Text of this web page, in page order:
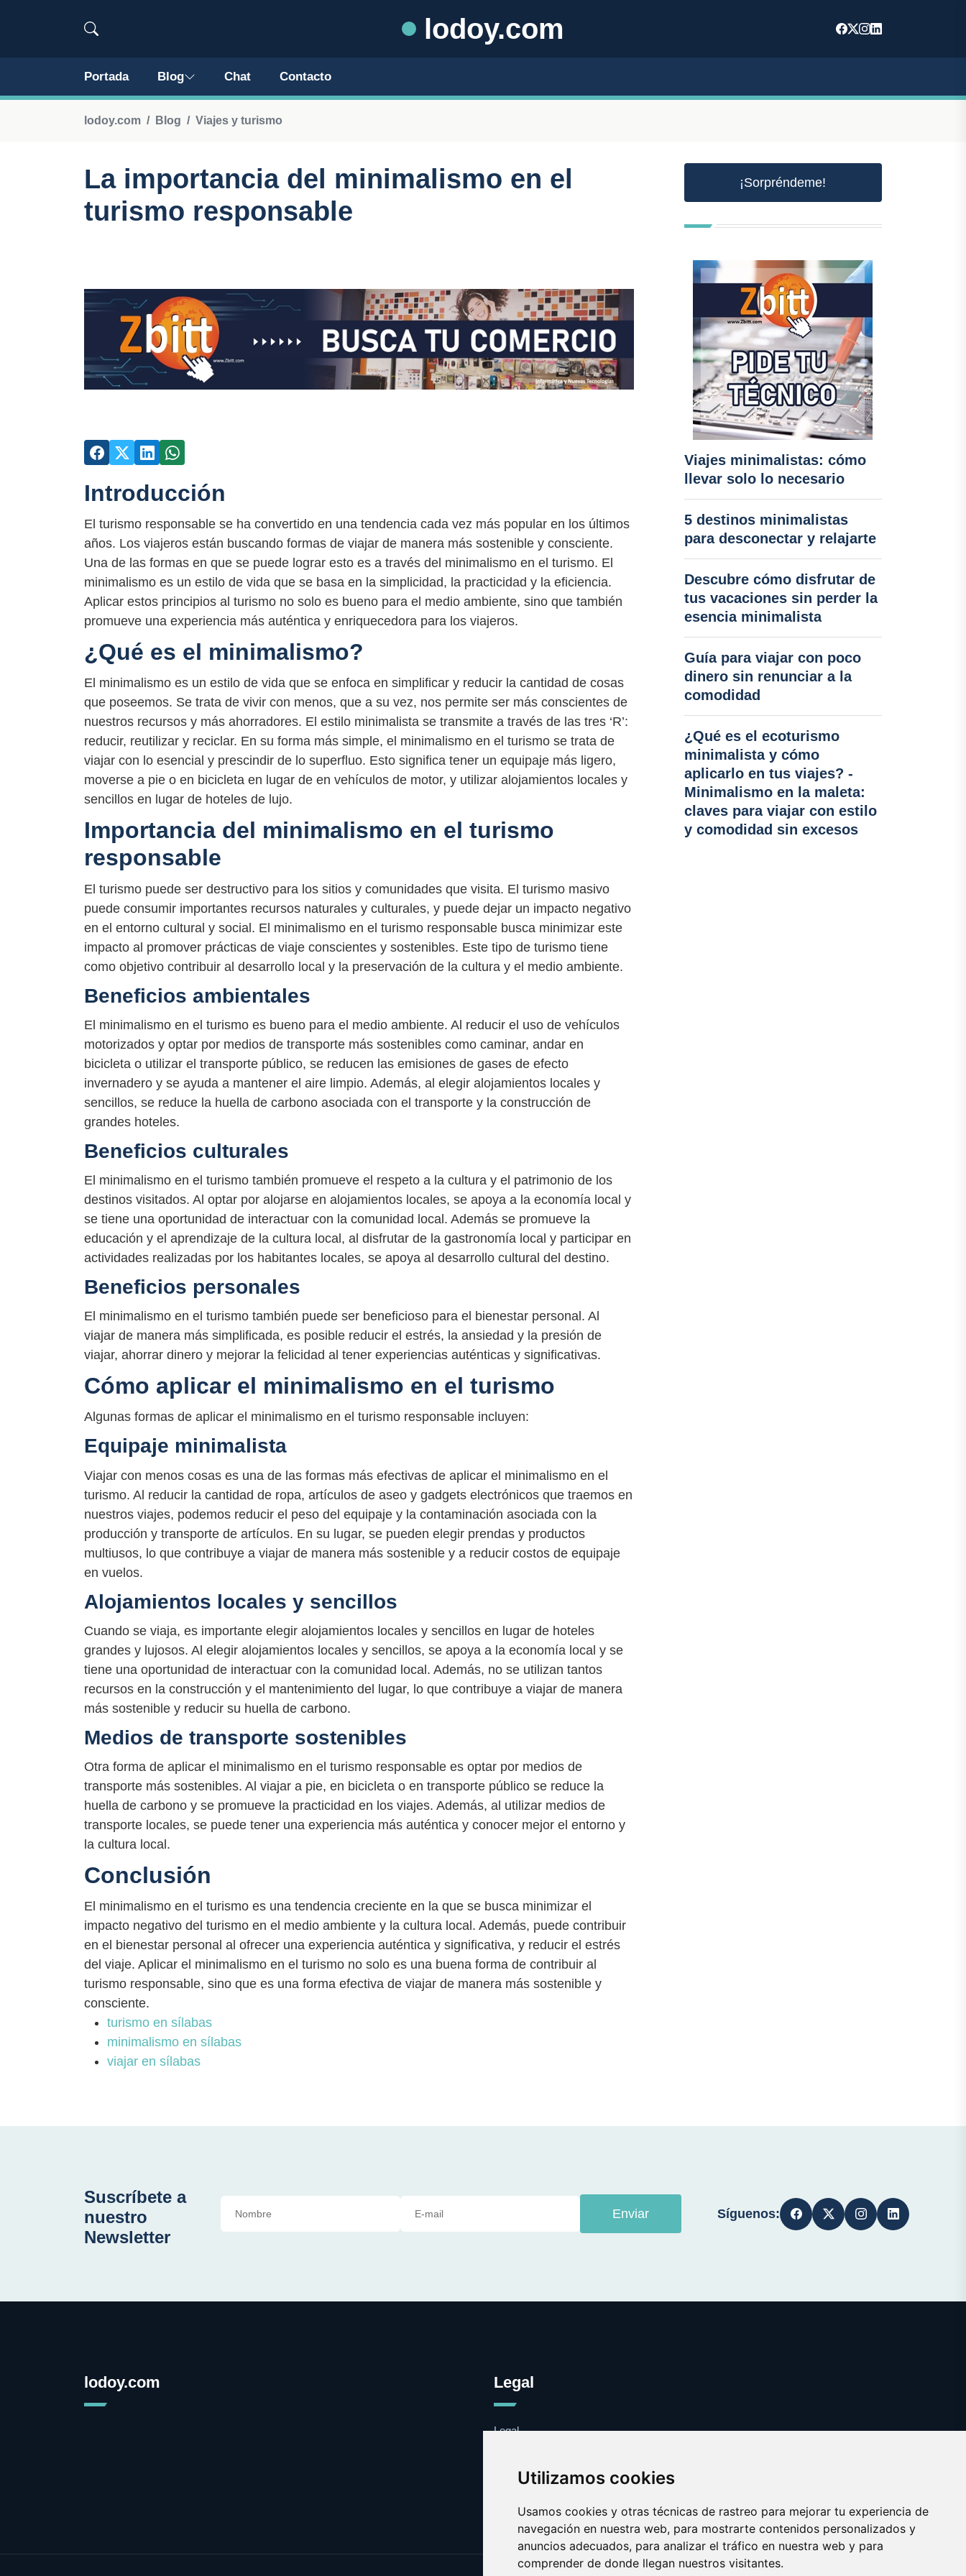
Utilizamos cookies
Usamos cookies y otras técnicas de rastreo para mejorar tu experiencia de
navegación en nuestra web, para mostrarte contenidos personalizados y
anuncios adecuados, para analizar el tráfico en nuestra web y para
comprender de donde llegan nuestros visitantes.
lodoy.com
Portada Blog Chat Contacto
lodoy.com Blog Viajes y turismo
La importancia del minimalismo en el
turismo responsable
Introducción
El turismo responsable se ha convertido en una tendencia cada vez más popular en los últimos
años. Los viajeros están buscando formas de viajar de manera más sostenible y consciente.
Una de las formas en que se puede lograr esto es a través del minimalismo en el turismo. El
minimalismo es un estilo de vida que se basa en la simplicidad, la practicidad y la eficiencia.
Aplicar estos principios al turismo no solo es bueno para el medio ambiente, sino que también
promueve una experiencia más auténtica y enriquecedora para los viajeros.
¿Qué es el minimalismo?
El minimalismo es un estilo de vida que se enfoca en simplificar y reducir la cantidad de cosas
que poseemos. Se trata de vivir con menos, que a su vez, nos permite ser más conscientes de
nuestros recursos y más ahorradores. El estilo minimalista se transmite a través de las tres ‘R’:
reducir, reutilizar y reciclar. En su forma más simple, el minimalismo en el turismo se trata de
viajar con lo esencial y prescindir de lo superfluo. Esto significa tener un equipaje más ligero,
moverse a pie o en bicicleta en lugar de en vehículos de motor, y utilizar alojamientos locales y
sencillos en lugar de hoteles de lujo.
Importancia del minimalismo en el turismo
responsable
El turismo puede ser destructivo para los sitios y comunidades que visita. El turismo masivo
puede consumir importantes recursos naturales y culturales, y puede dejar un impacto negativo
en el entorno cultural y social. El minimalismo en el turismo responsable busca minimizar este
impacto al promover prácticas de viaje conscientes y sostenibles. Este tipo de turismo tiene
como objetivo contribuir al desarrollo local y la preservación de la cultura y el medio ambiente.
Beneficios ambientales
El minimalismo en el turismo es bueno para el medio ambiente. Al reducir el uso de vehículos
motorizados y optar por medios de transporte más sostenibles como caminar, andar en
bicicleta o utilizar el transporte público, se reducen las emisiones de gases de efecto
invernadero y se ayuda a mantener el aire limpio. Además, al elegir alojamientos locales y
sencillos, se reduce la huella de carbono asociada con el transporte y la construcción de
grandes hoteles.
Beneficios culturales
El minimalismo en el turismo también promueve el respeto a la cultura y el patrimonio de los
destinos visitados. Al optar por alojarse en alojamientos locales, se apoya a la economía local y
se tiene una oportunidad de interactuar con la comunidad local. Además se promueve la
educación y el aprendizaje de la cultura local, al disfrutar de la gastronomía local y participar en
actividades realizadas por los habitantes locales, se apoya al desarrollo cultural del destino.
Beneficios personales
El minimalismo en el turismo también puede ser beneficioso para el bienestar personal. Al
viajar de manera más simplificada, es posible reducir el estrés, la ansiedad y la presión de
viajar, ahorrar dinero y mejorar la felicidad al tener experiencias auténticas y significativas.
Cómo aplicar el minimalismo en el turismo
Algunas formas de aplicar el minimalismo en el turismo responsable incluyen:
Equipaje minimalista
Viajar con menos cosas es una de las formas más efectivas de aplicar el minimalismo en el
turismo. Al reducir la cantidad de ropa, artículos de aseo y gadgets electrónicos que traemos en
nuestros viajes, podemos reducir el peso del equipaje y la contaminación asociada con la
producción y transporte de artículos. En su lugar, se pueden elegir prendas y productos
multiusos, lo que contribuye a viajar de manera más sostenible y a reducir costos de equipaje
en vuelos.
Alojamientos locales y sencillos
Cuando se viaja, es importante elegir alojamientos locales y sencillos en lugar de hoteles
grandes y lujosos. Al elegir alojamientos locales y sencillos, se apoya a la economía local y se
tiene una oportunidad de interactuar con la comunidad local. Además, no se utilizan tantos
recursos en la construcción y el mantenimiento del lugar, lo que contribuye a viajar de manera
más sostenible y reducir su huella de carbono.
Medios de transporte sostenibles
Otra forma de aplicar el minimalismo en el turismo responsable es optar por medios de
transporte más sostenibles. Al viajar a pie, en bicicleta o en transporte público se reduce la
huella de carbono y se promueve la practicidad en los viajes. Además, al utilizar medios de
transporte locales, se puede tener una experiencia más auténtica y conocer mejor el entorno y
la cultura local.
Conclusión
El minimalismo en el turismo es una tendencia creciente en la que se busca minimizar el
impacto negativo del turismo en el medio ambiente y la cultura local. Además, puede contribuir
en el bienestar personal al ofrecer una experiencia auténtica y significativa, y reducir el estrés
del viaje. Aplicar el minimalismo en el turismo no solo es una buena forma de contribuir al
turismo responsable, sino que es una forma efectiva de viajar de manera más sostenible y
consciente.
turismo en sílabas
minimalismo en sílabas
viajar en sílabas
¡Sorpréndeme!
Viajes minimalistas: cómo
llevar solo lo necesario
5 destinos minimalistas
para desconectar y relajarte
Descubre cómo disfrutar de
tus vacaciones sin perder la
esencia minimalista
Guía para viajar con poco
dinero sin renunciar a la
comodidad
¿Qué es el ecoturismo
minimalista y cómo
aplicarlo en tus viajes? -
Minimalismo en la maleta:
claves para viajar con estilo
y comodidad sin excesos
Suscríbete a
nuestro
Newsletter
Enviar Síguenos:
lodoy.com Legal
Legal
Contacto